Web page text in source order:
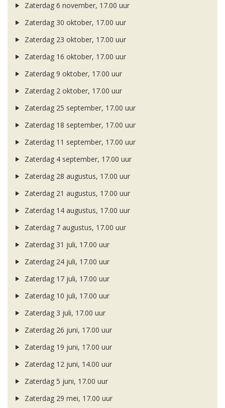
Zaterdag 6 november, 17.00 uur
Zaterdag 30 oktober, 17.00 uur
Zaterdag 23 oktober, 17.00 uur
Zaterdag 16 oktober, 17.00 uur
Zaterdag 9 oktober, 17.00 uur
Zaterdag 2 oktober, 17.00 uur
Zaterdag 25 september, 17.00 uur
Zaterdag 18 september, 17.00 uur
Zaterdag 11 september, 17.00 uur
Zaterdag 4 september, 17.00 uur
Zaterdag 28 augustus, 17.00 uur
Zaterdag 21 augustus, 17.00 uur
Zaterdag 14 augustus, 17.00 uur
Zaterdag 7 augustus, 17.00 uur
Zaterdag 31 juli, 17.00 uur
Zaterdag 24 juli, 17.00 uur
Zaterdag 17 juli, 17.00 uur
Zaterdag 10 juli, 17.00 uur
Zaterdag 3 juli, 17.00 uur
Zaterdag 26 juni, 17.00 uur
Zaterdag 19 juni, 17.00 uur
Zaterdag 12 juni, 14.00 uur
Zaterdag 5 juni, 17.00 uur
Zaterdag 29 mei, 17.00 uur